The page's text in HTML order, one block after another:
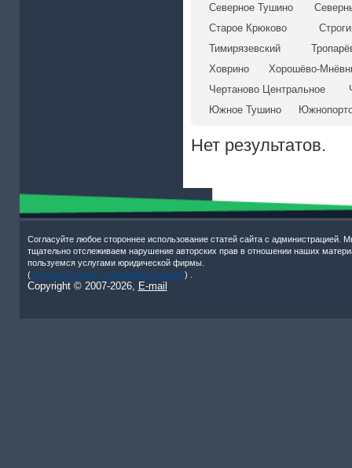
Северное Тушино
Старое Крюково
Тимирязевский
Ховрино
Хорошёво-
Чертаново Центральное
Южное Тушино
Нет результатов.
Согласуйте любое стороннее использование статей сайта с администрацией.
тщательно отслеживаем нарушение авторских прав в отношении наших
пользуемся услугами юридической фирмы.
(Активный отдых – роликовые коньки! ) .
Copyright © 2007-2026, E-mail